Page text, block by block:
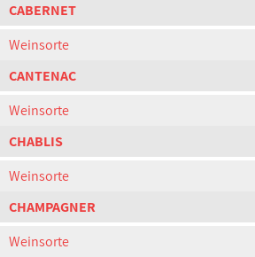
CABERNET
Weinsorte
CANTENAC
Weinsorte
CHABLIS
Weinsorte
CHAMPAGNER
Weinsorte